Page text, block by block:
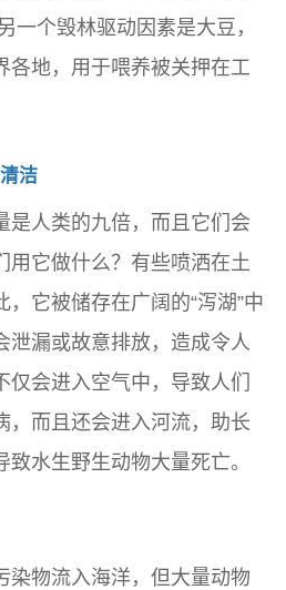
一个毁林驱动因素是大豆，
各地，用于喂养被关押在工
洁
是人类的九倍，而且它们会
用它做什么？有些喷洒在土
它被储存在广阔的“泻湖”中
泄漏或故意排放，造成令人
仅会进入空气中，导致人们
，而且还会进入河流，助长
水生野生动物大量死亡。
染物流入海洋，但大量动物